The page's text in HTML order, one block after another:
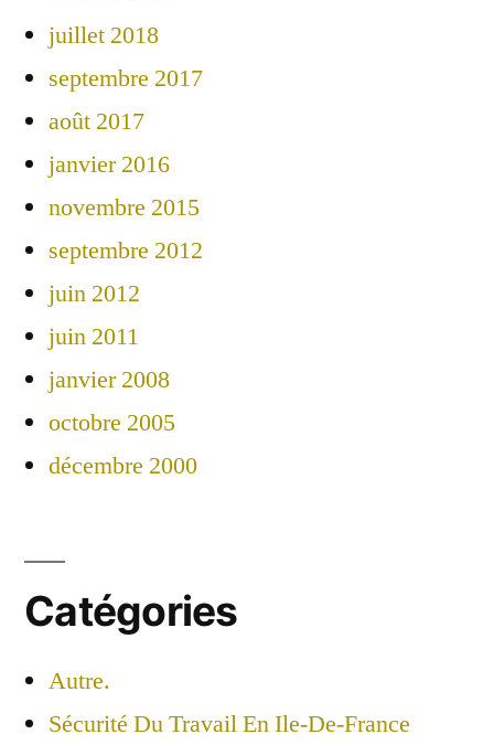
juillet 2018
septembre 2017
août 2017
janvier 2016
novembre 2015
septembre 2012
juin 2012
juin 2011
janvier 2008
octobre 2005
décembre 2000
Catégories
Autre.
Sécurité Du Travail En Ile-De-France